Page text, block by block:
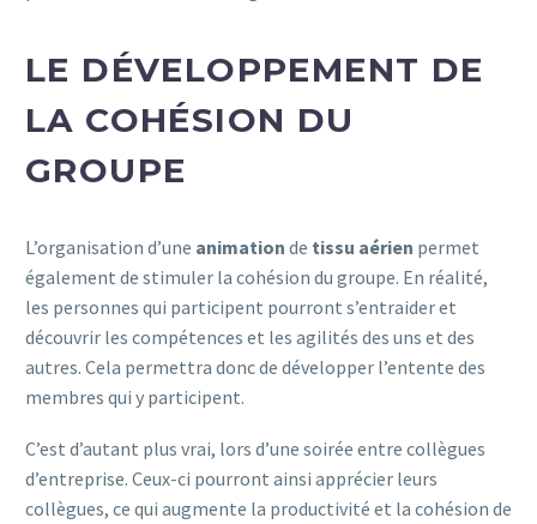
LE DÉVELOPPEMENT DE
LA COHÉSION DU
GROUPE
L’organisation d’une animation de tissu aérien permet
également de stimuler la cohésion du groupe. En réalité,
les personnes qui participent pourront s’entraider et
découvrir les compétences et les agilités des uns et des
autres. Cela permettra donc de développer l’entente des
membres qui y participent.
C’est d’autant plus vrai, lors d’une soirée entre collègues
d’entreprise. Ceux-ci pourront ainsi apprécier leurs
collègues, ce qui augmente la productivité et la cohésion de